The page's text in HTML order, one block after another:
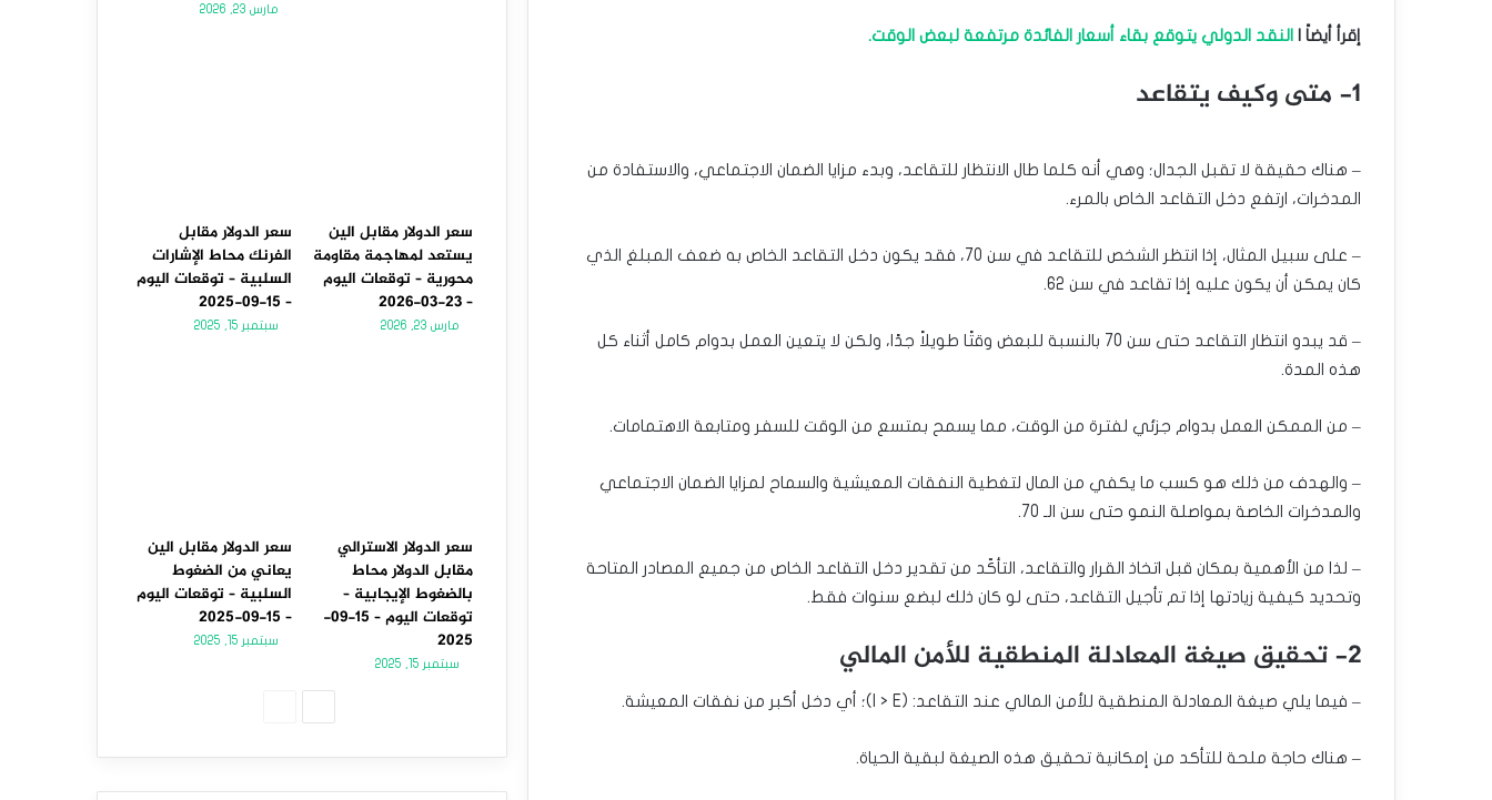
إقرأ أيضاً | النقد الدولي يتوقع بقاء أسعار الفائدة مرتفعة لبعض الوقت.
1- متى وكيف يتقاعد
– هناك حقيقة لا تقبل الجدال؛ وهي أنه كلما طال الانتظار للتقاعد، وبدء مزايا الضمان الاجتماعي، والاستفادة من
المدخرات، ارتفع دخل التقاعد الخاص بالمرء.
– على سبيل المثال، إذا انتظر الشخص للتقاعد في سن 70، فقد يكون دخل التقاعد الخاص به ضعف المبلغ الذي
كان يمكن أن يكون عليه إذا تقاعد في سن 62.
– قد يبدو انتظار التقاعد حتى سن 70 بالنسبة للبعض وقتًا طويلاً جدًا، ولكن لا يتعين العمل بدوام كامل أثناء كل
هذه المدة.
– من الممكن العمل بدوام جزئي لفترة من الوقت، مما يسمح بمتسع من الوقت للسفر ومتابعة الاهتمامات.
– والهدف من ذلك هو كسب ما يكفي من المال لتغطية النفقات المعيشية والسماح لمزايا الضمان الاجتماعي
والمدخرات الخاصة بمواصلة النمو حتى سن الـ 70.
– لذا من الأهمية بمكان قبل اتخاذ القرار والتقاعد، التأكّد من تقدير دخل التقاعد الخاص من جميع المصادر المتاحة
وتحديد كيفية زيادتها إذا تم تأجيل التقاعد، حتى لو كان ذلك لبضع سنوات فقط.
2- تحقيق صيغة المعادلة المنطقية للأمن المالي
– فيما يلي صيغة المعادلة المنطقية للأمن المالي عند التقاعد: (I > E)؛ أي دخل أكبر من نفقات المعيشة.
– هناك حاجة ملحة للتأكد من إمكانية تحقيق هذه الصيغة لبقية الحياة.
مارس 23, 2026
سعر الدولار مقابل الين
يستعد لمهاجمة مقاومة
محورية – توقعات اليوم
– 23-03-2026
مارس 23, 2026
سعر الدولار مقابل
الفرنك محاط الإشارات
السلبية – توقعات اليوم
– 15-09-2025
سبتمبر 15, 2025
سعر الدولار الاسترالي
مقابل الدولار محاط
بالضغوط الإيجابية –
توقعات اليوم – 15-09-
2025
سبتمبر 15, 2025
سعر الدولار مقابل الين
يعاني من الضغوط
السلبية – توقعات اليوم
– 15-09-2025
سبتمبر 15, 2025